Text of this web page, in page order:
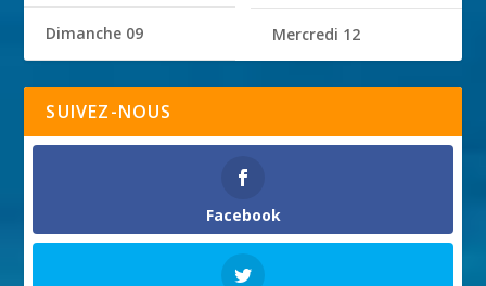
Dimanche 09 Mercredi 12
SUIVEZ-NOUS
Facebook